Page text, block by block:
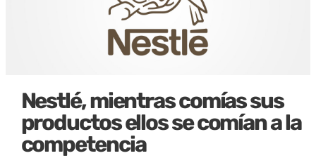
Nestlé, mientras comías sus
productos ellos se comían a la
competencia